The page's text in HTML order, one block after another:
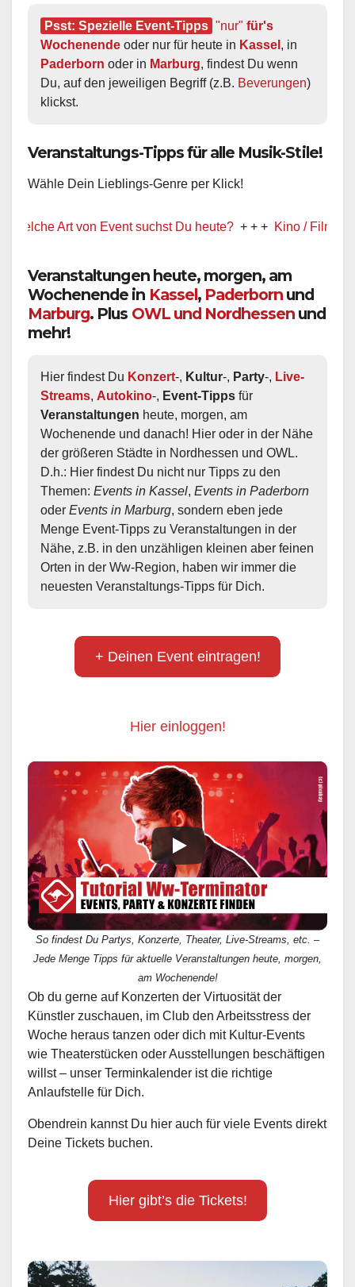
Psst: Spezielle Event-Tipps "nur" für's
Wochenende oder nur für heute in Kassel
Paderborn oder in Marburg, findest Du wenn
Du, auf den jeweiligen Begriff (z.B. Beverungen)
klickst.
Veranstaltungs-Tipps für alle Musik-Stile!
Wähle Dein Lieblings-Genre per Klick!
Art von Event suchst Du heute? + + + Kino / Film
Veranstaltungen heute, morgen, am
Wochenende in Kassel, Paderborn und
Marburg. Plus OWL und Nordhessen und
mehr!
Hier findest Du Konzert-, Kultur-, Party-, Live-
Streams, Autokino-, Event-Tipps
Veranstaltungen heute, morgen, am
Wochenende und danach! Hier oder in der Nähe
der größeren Städte in Nordhessen und OWL.
D.h.: Hier findest Du nicht nur Tipps zu den
Themen: Events in Kassel, Events in Paderborn
oder Events in Marburg, sondern eben jede
Menge Event-Tipps zu Veranstaltungen in der
Nähe, z.B. in den unzähligen kleinen aber feinen
Orten in der Ww-Region, haben wir immer die
neuesten Veranstaltungs-Tipps für Dich.
+ Deinen Event eintragen!
Hier einloggen!
So findest Du Partys, Konzerte, Theater, Live-Streams, etc. –
Jede Menge Tipps für aktuelle Veranstaltungen heute, morgen,
am Wochenende!
Ob du gerne auf Konzerten der Virtuosität der
Künstler zuschauen, im Club den Arbeitsstress der
Woche heraus tanzen oder dich mit Kultur-Events
wie Theaterstücken oder Ausstellungen beschäftigen
willst – unser Terminkalender ist die richtige
Anlaufstelle für Dich.
Obendrein kannst Du hier auch für viele Events direkt
Deine Tickets buchen.
Hier gibt’s die Tickets!